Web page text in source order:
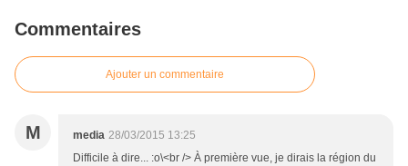
Commentaires
Ajouter un commentaire
M media 28/03/2015 13:25
Difficile à dire... :o\<br /> À première vue, je dirais la région du